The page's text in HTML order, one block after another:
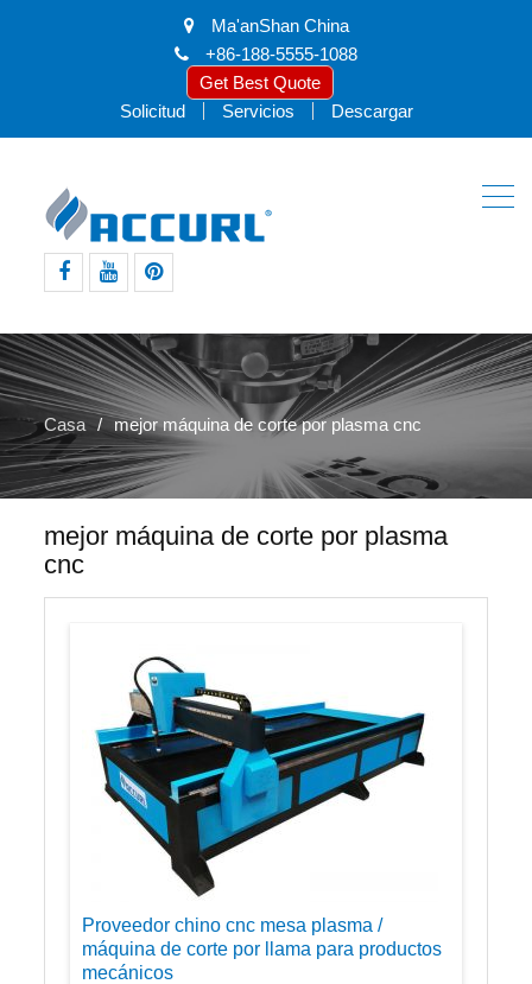
Ma'anShan China
+86-188-5555-1088
Get Best Quote
Solicitud
Servicios Descargar
Casa mejor máquina de corte por plasma cnc
mejor máquina de corte por plasma
cnc
Proveedor chino cnc mesa plasma /
máquina de corte por llama para productos
mecánicos